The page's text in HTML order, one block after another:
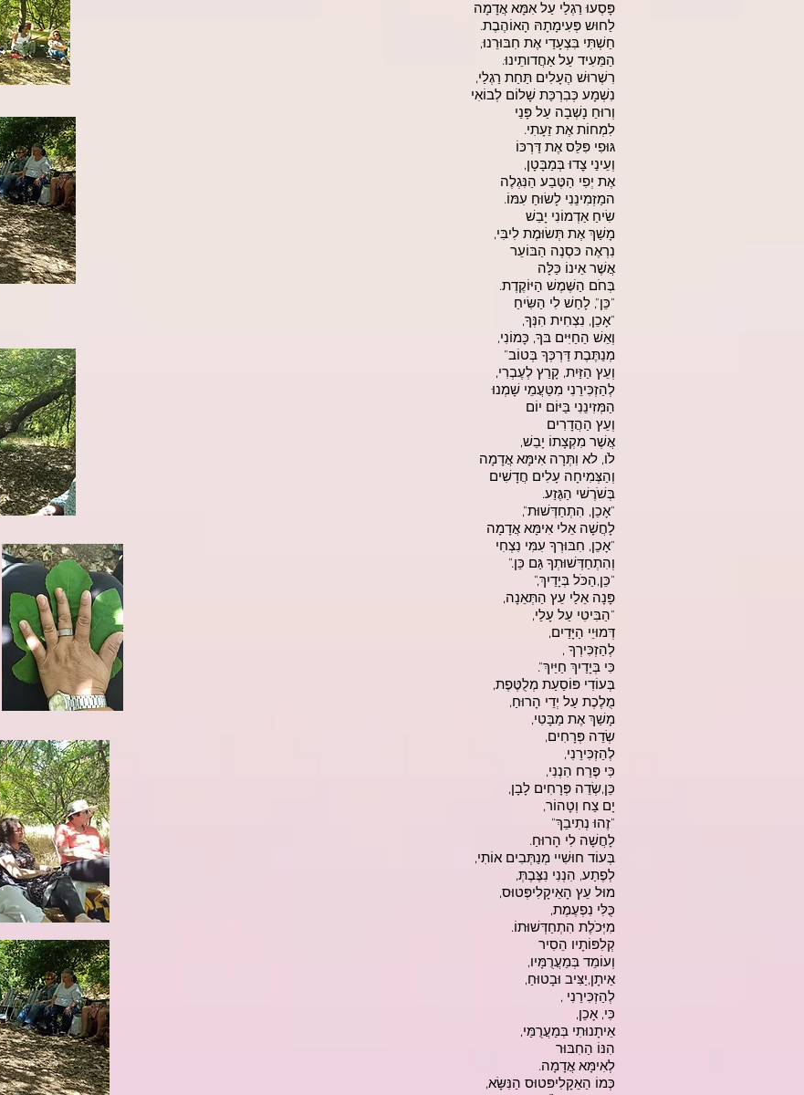
פָּסְעוּ רַגְלַי עַל אִמָּא אֲדָמָה
לַחוּש פְּעִימָתָהּ הָאוֹהֶבֶת.
חַשְׁתִּי בִּצְעָדַי אֶת חִבּוּרֵנוּ,
הַמֵּעִיד עַל אַחֲדותֵינוּ.
רִשְׁרוּשׁ הֶעָלִים תַּחַת רַגְלַי,
נִשְׁמָע כְּבִרְכַּת שָׁלוֹם לְבוֹאִי
וְרוּחַ נָשְׁבָה עַל פָּנַי
לִמְחוֹת אֶת זֵעָתִי.
גּוּפִי פִּלֵּס אֶת דַּרְכּוֹ
וְעֵינַי צׇדוּ בְּמַבָּטָן,
אֶת יְפִי הַטֶּבַע הַנִּגְלֶה
המַזְמִינֵנִי לָשׂוּחַ עִמּוֹ.
שִׂיחַ אַדְמוֹנִי יָבֵשׁ
מָשַׁךְ אֶת תְּשׂוּמֶת לִיבִּי,
נִרְאֶה כּסְנֶה הַבּוֹעֵר
אֲשֶׁר אֵינוֹ כַּלָּה
בְּחֹם הַשֶּׁמֶשׁ הַיּוֹקֶדֶת.
"כֵּן", לָחַשׁ לִי הַשִּׂיחַ
"אָכֵן, נִצְחִית הִנְּךָ,
וְאֵשׁ הַחַיִּים בּךָ, כָּמוֹנִי,
מְנַתֶּבֶת דַּרְכְּךָ בְּטוֹב"
וְעֵץ הַזַּיִת, קָרַץ לְעֶבְרִי,
לְהַזְכִּירֵנִי מִטַּעֲמֵי שָׁמְנוּ
הַמְּזִינֵנִי בַּיּוֹם יוֹם
וְעֵץ הַהֲדָרִים
אֲשֶׁר מִקְצָתוֹ יָבֵשׁ,
לֹו, לא וִתְּרָה אִימָּא אֲדָמָה
וְהַצְּמִיחָה עָלִים חֲדָשִׁים
בְּשֹׁרֶשׁי הַגֶּזַע.
"אָכֵן, הִתְחַדְּשׁוּת",
לָחֲשָׁה אֵלי אִימָּא אֲדָמָה
"אָכֵן, חִבּוּרְךָ עִמִּי נִצְחִי
וְהִתְחַדְּשׁוּתְךָ גַּם כֵּן."
"כֵּן,הַכֹּל בְּיָדַיִךְ,"
פָּנָה אֵלַי עֵץ הַתְּאֵנָה,
"הַבִּיטִי עַל עָלַי,
דְּמוּיֵי הַיָּדַיִם,
לְהַזְכִּירְךָ ,
כִּי בְּיָדַיִךְ חַיַּיִךְ".
בְּעוֹדִי פּוֹסַעַת מְלֻטֶּפֶת,
מֻלֶכֶת עַל יְדֵי הָרוּחַ,
מָשַׁךְ אֶת מַבָּטִי,
שְׂדֵה פְּרָחִים,
לְהַזְכִּירֵנִי,
כִּי פֶּרַח הִנְנִי,
כֵּן,שְׂדֵה פְּרָחִים לָבָן,
יָם צַח וְטָהוֹר,
"זֶהוּ נְתִיבֵךְ"
לָחֲשָׁה לִי הָרוּחַ.
בְּעוֹד חוּשִׁיי מְנַתְּבִים אוֹתִי,
לְפֶתַע, הִנְנִי נִצֶּבֶתְּ,
מוּל עֵץ הָאֵיקָלִיפְּטוּס,
כֻּלִּי נִפְעֶמֶת,
מִיְּכֹלֶת הִתְחַדְּשׁוּתוֹ.
קְלִפּוֹתָיו הֵסִיר
וְעוֹמֵד בְּמַעֲרֻמָּיו,
אֵיתָן,יַצִּיב וּבָטוּחַ,
לְהַזְכִּירֵנִי ,
כִּי, אָכֵן,
אֵיתָנוּתִי בְּמַעֲרֻמַּי,
הִנּוֹ הַחִבּוּר
לְאִימָּא אֲדָמָה.
כְּמוֹ הַאֵקָלִיפּטוּס הַנִּשָּׂא,